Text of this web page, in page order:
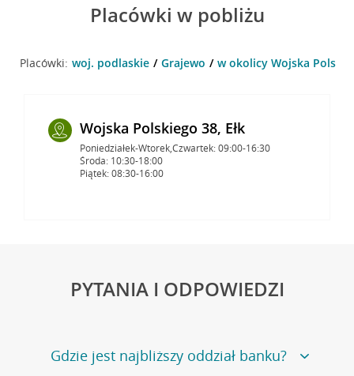
Placówki w pobliżu
Placówki: woj. podlaskie Grajewo w okolicy Wojska
Wojska Polskiego 38, Ełk
Poniedziałek-Wtorek,Czwartek: 09:00-16:30
Środa: 10:30-18:00
Piątek: 08:30-16:00
PYTANIA I ODPOWIEDZI
Gdzie jest najbliższy oddział banku?